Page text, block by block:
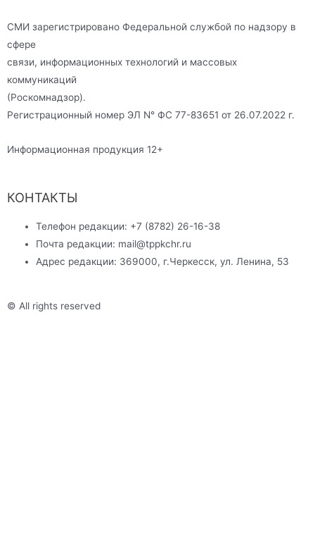
СМИ зарегистрировано Федеральной службой по надзору в
сфере
связи, информационных технологий и массовых
коммуникаций
(Роскомнадзор).
Регистрационный номер ЭЛ N° ФС 77-83651 от 26.07.2022 г.
Информационная продукция 12+
КОНТАКТЫ
Телефон редакции: +7 (8782) 26-16-38
Почта редакции: mail@tppkchr.ru
Адрес редакции: 369000, г.Черкесск, ул. Ленина, 53
© All rights reserved